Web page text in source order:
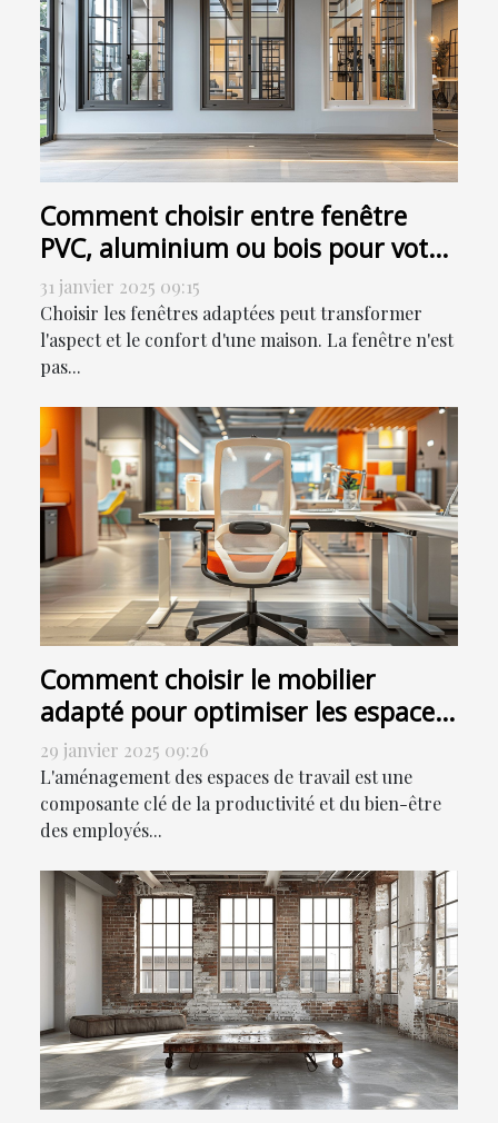
Comment choisir entre fenêtre
PVC, aluminium ou bois pour votre
maison
31 janvier 2025 09:15
Choisir les fenêtres adaptées peut transformer
l'aspect et le confort d'une maison. La fenêtre n'est
pas...
Comment choisir le mobilier
adapté pour optimiser les espaces
de travail
29 janvier 2025 09:26
L'aménagement des espaces de travail est une
composante clé de la productivité et du bien-être
des employés...